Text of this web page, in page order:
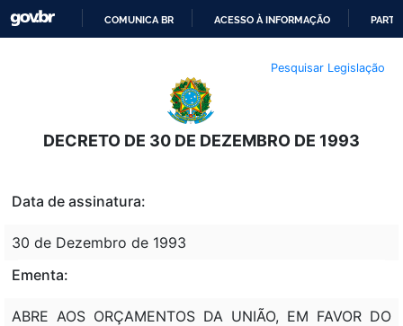
O
CONTEÚDO
COMUNICA BR ACESSO À INFORMAÇÃO
Pesquisar Legislação
DECRETO DE 30 DE DEZEMBRO DE 1993
Data de assinatura:
30 de Dezembro de 1993
Ementa:
ABRE AOS ORÇAMENTOS DA UNIÃO, EM FAVOR DO